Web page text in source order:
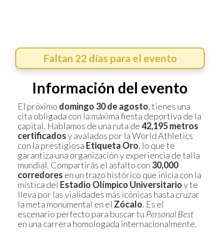
Faltan 22 días para el evento
Información del evento
El próximo domingo 30 de agosto, tienes una
cita obligada con la máxima fiesta deportiva de la
capital. Hablamos de una ruta de42,195 metros
certificadosy avalados por la World Athletics
con la prestigiosa Etiqueta Oro, lo que te
garantiza una organización y experiencia de talla
mundial. Compartirás el asfalto con 30,000
corredores en un trazo histórico que inicia con la
mística del Estadio Olímpico Universitarioy te
lleva por las vialidades más icónicas hasta cruzar
la meta monumental en el Zócalo. Es el
escenario perfecto para buscar tu Personal Best
en una carrera homologada internacionalmente.